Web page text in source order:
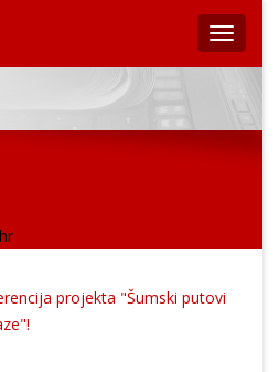
projekta "Šumski putovi